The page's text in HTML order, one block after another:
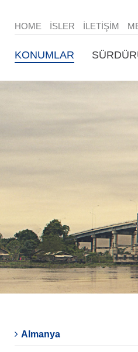
HOME ISLER İLETIŞIM
KONUMLAR
Almanya